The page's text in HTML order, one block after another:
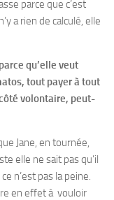
parce que c’est
a rien de calculé, elle
qu’elle veut
tout payer à tout
volontaire, peut-
Jane, en tournée,
elle ne sait pas qu’il
n’est pas la peine.
en effet à vouloir